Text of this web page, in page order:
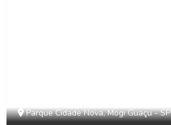
Parque Cidade Nova, Mogi Guaçu - SP